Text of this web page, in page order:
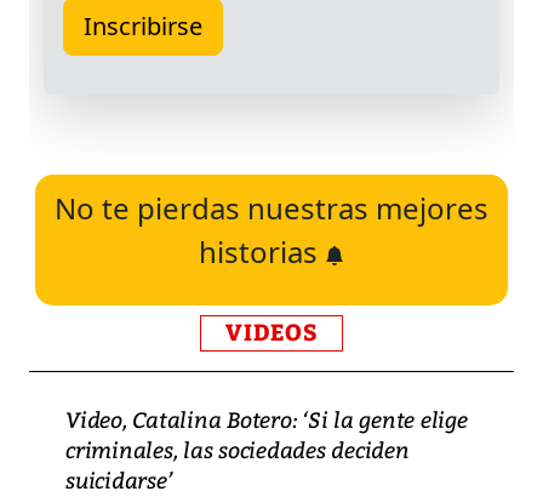
No te pierdas nuestras mejores
historias
VIDEOS
Video, Catalina Botero: ‘Si la gente elige
criminales, las sociedades deciden
suicidarse’